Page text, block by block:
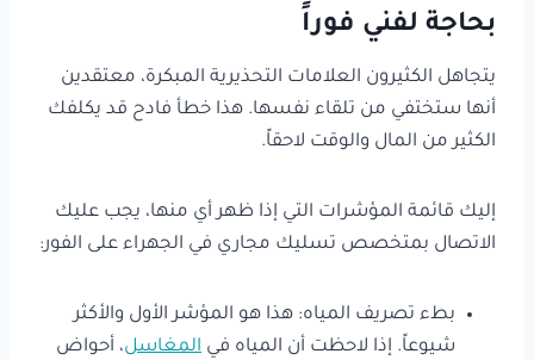
بحاجة لفني فوراً
يتجاهل الكثيرون العلامات التحذيرية المبكرة، معتقدين
أنها ستختفي من تلقاء نفسها. هذا خطأ فادح قد يكلفك
الكثير من المال والوقت لاحقاً.
إليك قائمة المؤشرات التي إذا ظهر أي منها، يجب عليك
الاتصال بمتخصص تسليك مجاري في الجهراء على الفور:
بطء تصريف المياه: هذا هو المؤشر الأول والأكثر
شيوعاً. إذا لاحظت أن المياه في المغاسل، أحواض